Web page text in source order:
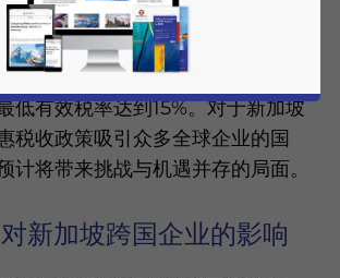
心之一是支柱二（Pillar 2），即全
的引入，要求各司法管辖区确保大
低有效税率达到15%。对于新加坡
税收政策吸引众多全球企业的国
计将带来挑战与机遇并存的局面。
新加坡跨国企业的影响